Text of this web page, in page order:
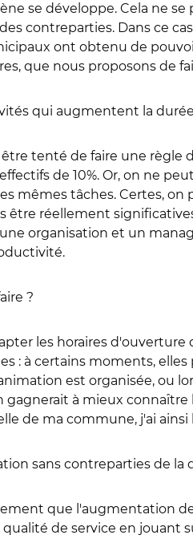
Facebook
Linkedin
Twitter
Courriel
se développe. Cela ne se
contreparties. Dans ce
ont obtenu de
que nous proposons de
qui augmentent la
tenté de faire une règle
de 10%. Or, on ne
mêmes tâches. Certes, on
être réellement
organisation et un
?
les horaires d'ouverture
: à certains moments,
est organisée, ou
gagnerait à mieux
de ma commune, j'ai
sans contreparties de la
que l'augmentation
qualité de service en jouant